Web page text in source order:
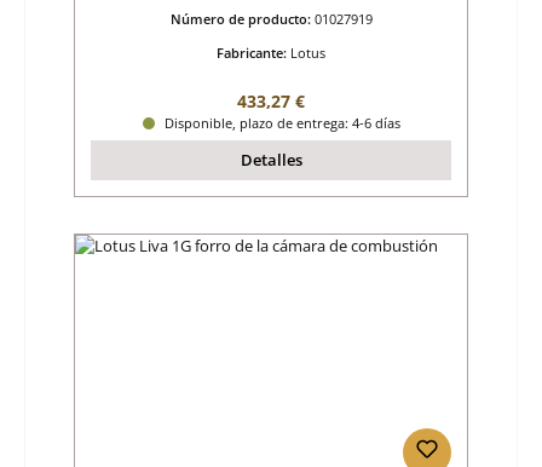
Número de producto: 01027919
Fabricante: Lotus
Precio normal:
433,27 €
Disponible, plazo de entrega: 4-6 días
Detalles